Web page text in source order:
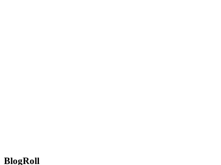
BlogRoll